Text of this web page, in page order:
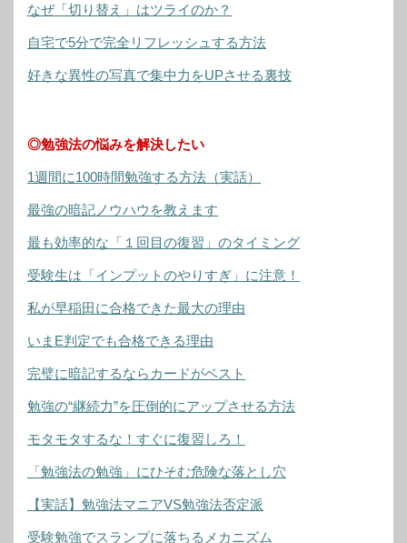
なぜ「切り替え」はツライのか？
自宅で5分で完全リフレッシュする方法
好きな異性の写真で集中力をUPさせる裏技
◎勉強法の悩みを解決したい
1週間に100時間勉強する方法（実話）
最強の暗記ノウハウを教えます
最も効率的な「１回目の復習」のタイミング
受験生は「インプットのやりすぎ」に注意！
私が早稲田に合格できた最大の理由
いまE判定でも合格できる理由
完璧に暗記するならカードがベスト
勉強の“継続力”を圧倒的にアップさせる方法
モタモタするな！すぐに復習しろ！
「勉強法の勉強」にひそむ危険な落とし穴
【実話】勉強法マニアVS勉強法否定派
受験勉強でスランプに落ちるメカニズム